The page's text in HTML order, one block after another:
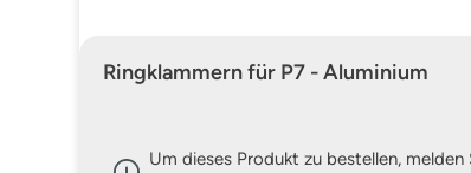
Ringklammern für P7 - Aluminium
Um dieses Produkt zu bestellen, melden